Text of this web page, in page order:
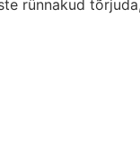
rünnakud